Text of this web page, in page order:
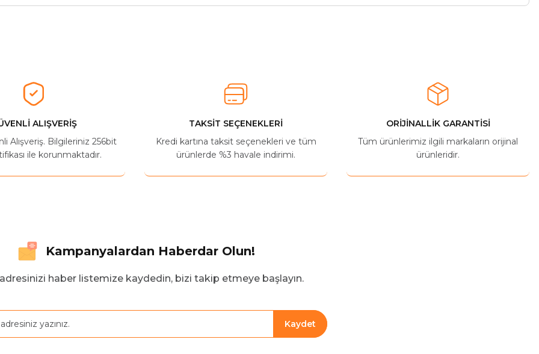
ALIŞVERİŞ
Alışveriş. Bilgileriniz 256bit
ile korunmaktadır.
TAKSİT SEÇENEKLERİ
Kredi kartına taksit seçenekleri ve tüm
ürünlerde %3 havale indirimi.
ORİJİNALLİK GARANTİSİ
Tüm ürünlerimiz ilgili markaların orijinal
ürünleridir.
Kampanyalardan Haberdar Olun!
haber listemize kaydedin, bizi takip etmeye başlayın.
Kaydet